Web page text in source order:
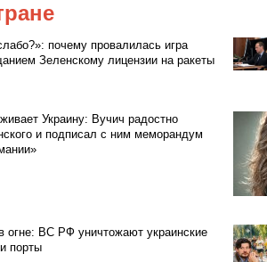
почему провалилась игра
Зеленскому лицензии на ракеты
Украину: Вучич радостно
и подписал с ним меморандум
огне: ВС РФ уничтожают украинские
порты